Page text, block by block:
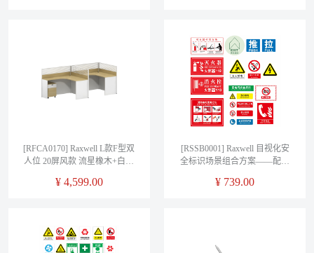
[RFCA0170] Raxwell L款F型双
人位 20屏风款 流星橡木+白色
¥ 4,599.00
[RSSB0001] Raxwell 目视化安
全标识场景组合方案——配电
¥ 739.00